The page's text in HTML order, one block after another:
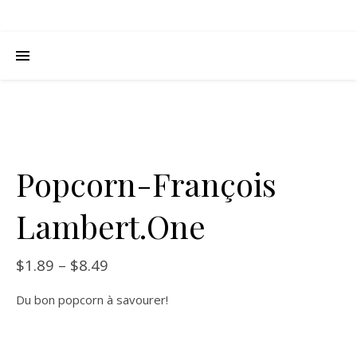
Popcorn-François
Lambert.One
$1.89 – $8.49
Du bon popcorn à savourer!